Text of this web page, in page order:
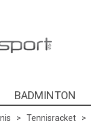
BADMINTON
> Tennisracket >